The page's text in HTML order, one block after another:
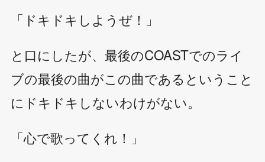
「ドキドキしようぜ！」
と口にしたが、最後のCOASTでのライ
ブの最後の曲がこの曲であるということ
にドキドキしないわけがない。
「心で歌ってくれ！」